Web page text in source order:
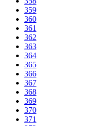
359
360
361
362
363
364
365
366
367
368
369
370
371